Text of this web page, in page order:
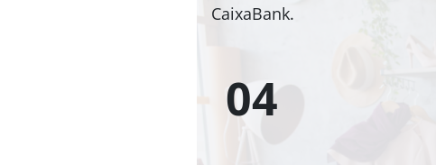
CaixaBank.
04